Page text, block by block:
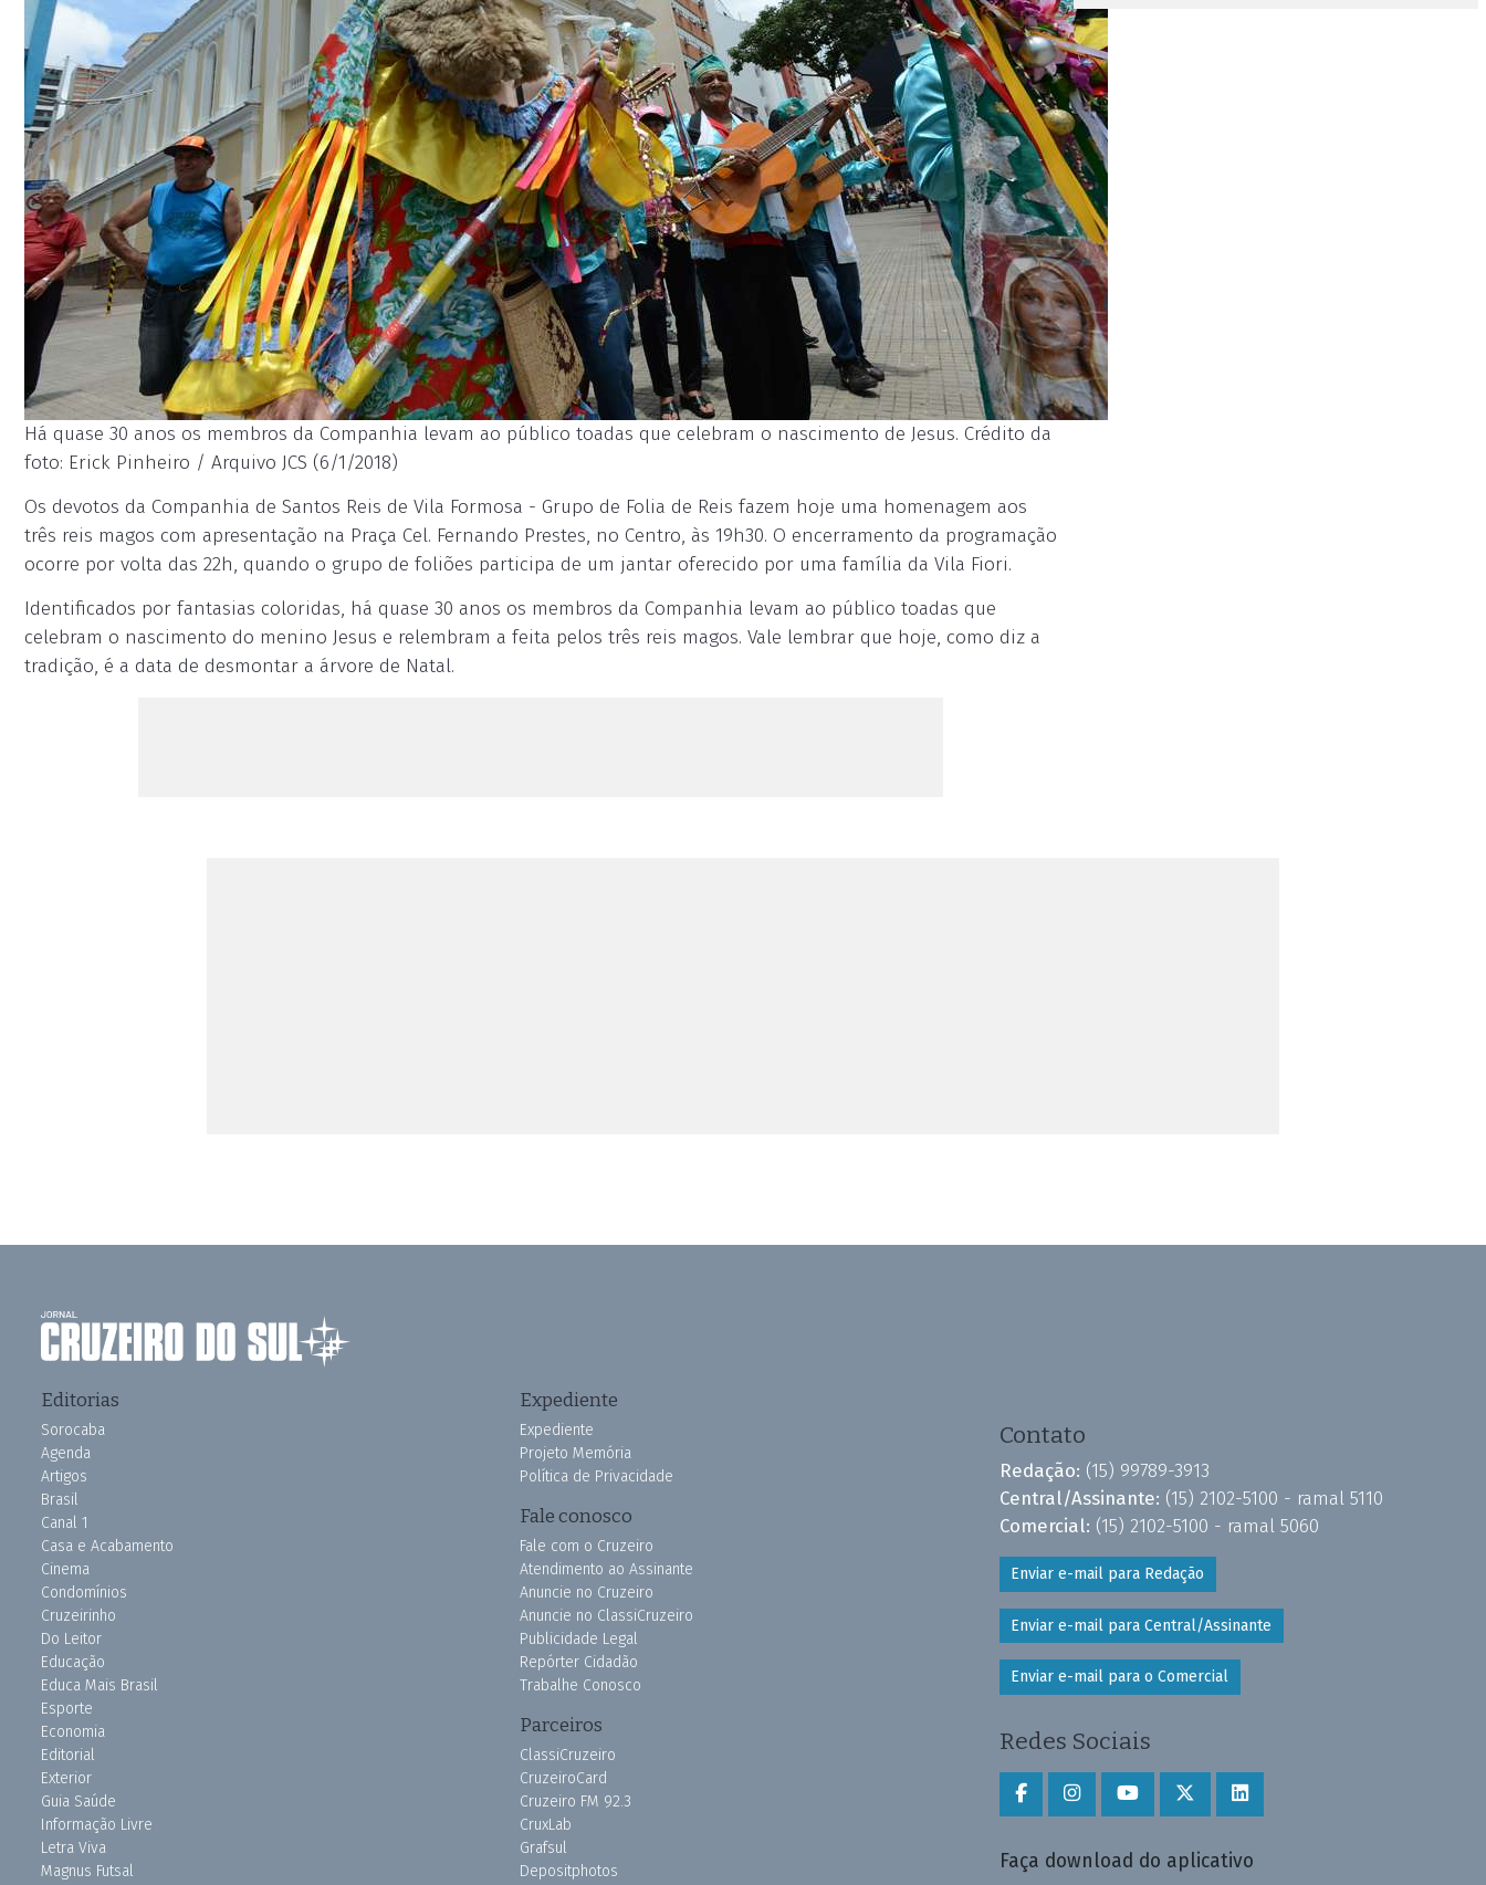
Há quase 30 anos os membros da Companhia levam ao público toadas que celebram o nascimento de Jesus. Crédito da
foto: Erick Pinheiro / Arquivo JCS (6/1/2018)
Os devotos da Companhia de Santos Reis de Vila Formosa - Grupo de Folia de Reis fazem hoje uma homenagem aos
três reis magos com apresentação na Praça Cel. Fernando Prestes, no Centro, às 19h30. O encerramento da programação
ocorre por volta das 22h, quando o grupo de foliões participa de um jantar oferecido por uma família da Vila Fiori.
Identificados por fantasias coloridas, há quase 30 anos os membros da Companhia levam ao público toadas que
celebram o nascimento do menino Jesus e relembram a feita pelos três reis magos. Vale lembrar que hoje, como diz a
tradição, é a data de desmontar a árvore de Natal.
Editorias
Sorocaba
Agenda
Artigos
Brasil
Canal 1
Casa e Acabamento
Cinema
Condomínios
Cruzeirinho
Do Leitor
Educação
Educa Mais Brasil
Esporte
Economia
Editorial
Exterior
Guia Saúde
Informação Livre
Letra Viva
Magnus Futsal
Expediente
Expediente
Projeto Memória
Política de Privacidade
Fale conosco
Fale com o Cruzeiro
Atendimento ao Assinante
Anuncie no Cruzeiro
Anuncie no ClassiCruzeiro
Publicidade Legal
Repórter Cidadão
Trabalhe Conosco
Parceiros
ClassiCruzeiro
CruzeiroCard
Cruzeiro FM 92.3
CruxLab
Grafsul
Depositphotos
Contato
Redação: (15) 99789-3913
Central/Assinante: (15) 2102-5100 - ramal 5110
Comercial: (15) 2102-5100 - ramal 5060
Enviar e-mail para Redação
Enviar e-mail para Central/Assinante
Enviar e-mail para o Comercial
Redes Sociais
Faça download do aplicativo